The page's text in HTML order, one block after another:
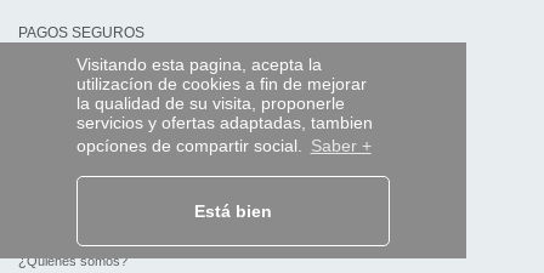
Visitando esta pagina, acepta la
utilizacíon de cookies a fin de mejorar
la qualidad de su visita, proponerle
servicios y ofertas adaptadas, tambien
opcíones de compartir social. Saber +
Está bien
PAGOS SEGUROS
transferencia bancaria
AYUDA Y SERVICIOS
Localice su envío
¿Quiénes somos?